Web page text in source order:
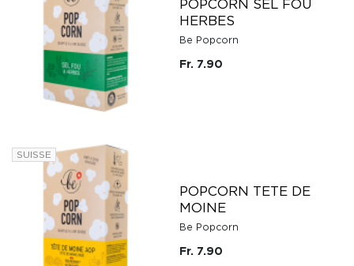
POPCORN SEL FOU
HERBES
Be Popcorn
Fr. 7.90
SUISSE
POPCORN TETE DE
MOINE
Be Popcorn
Fr. 7.90